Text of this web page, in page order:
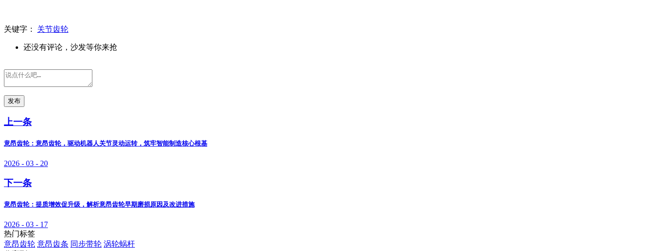
关键字： 关节齿轮
还没有评论，沙发等你来抢
发布
上一条
意昂齿轮：意昂齿轮，驱动机器人关节灵动运转，筑牢智能制造核心根基
2026 - 03 - 20
下一条
意昂齿轮：提质增效促升级，解析意昂齿轮早期磨损原因及改进措施
2026 - 03 - 17
热门标签
意昂齿轮 意昂齿条 同步带轮 涡轮蜗杆